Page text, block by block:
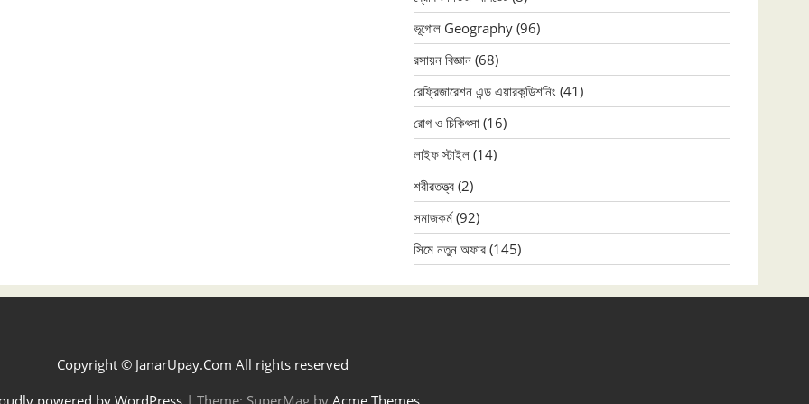
ভূগোল Geography (96)
রসায়ন বিজ্ঞান (68)
রেফ্রিজারেশন এন্ড এয়ারকন্ডিশনিং (41)
রোগ ও চিকিৎসা (16)
লাইফ স্টাইল (14)
শরীরতত্ত্ব (2)
সমাজকর্ম(92)
সিমে নতুন ‍অফার (145)
Copyright © JanarUpay.Com All rights reserved
powered by WordPress | Theme: SuperMag by Acme Themes